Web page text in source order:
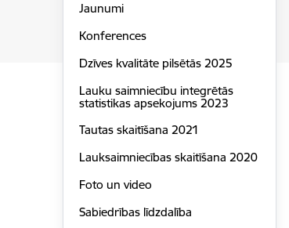
Jaunumi
Konferences
Dzīves kvalitāte pilsētās 2025
Lauku saimniecību integrētās
statistikas apsekojums 2023
Tautas skaitīšana 2021
Lauksaimniecības skaitīšana 2020
Foto un video
Sabiedrības līdzdalība